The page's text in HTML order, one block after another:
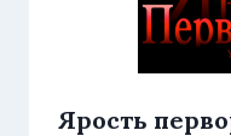
Ярость